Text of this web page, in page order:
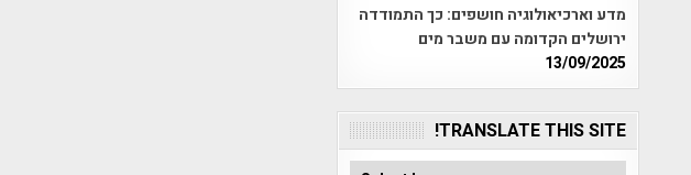
מדע וארכיאולוגיה חושפים: כך התמודדה
ירושלים הקדומה עם משבר מים
13/09/2025
TRANSLATE THIS SITE!